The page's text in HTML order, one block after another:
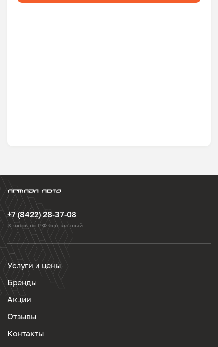
+7 (8422) 28-37-08
Звонок по РФ бесплатный
Услуги и цены
Бренды
Акции
Отзывы
Контакты